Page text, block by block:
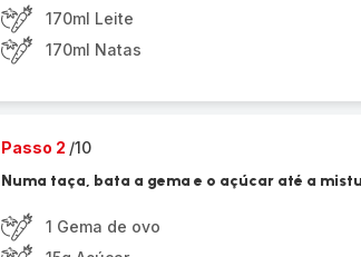
170ml Leite
170ml Natas
Passo 2 /10
Numa taça, bata a gema e o açúcar até a
1 Gema de ovo